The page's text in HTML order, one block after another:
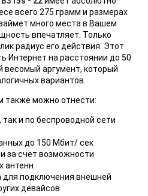
всего 275 грамм и размерах
много места в Вашем
впечатляет. Только
радиус его действия. Этот
Интернет на расстоянии до 50
весомый аргумент, который
вариантов.
также можно отнести:
и по беспроводной сети
до 150 Мбит/ сек
за счет возможности
антенн
для подключения внешней
девайсов